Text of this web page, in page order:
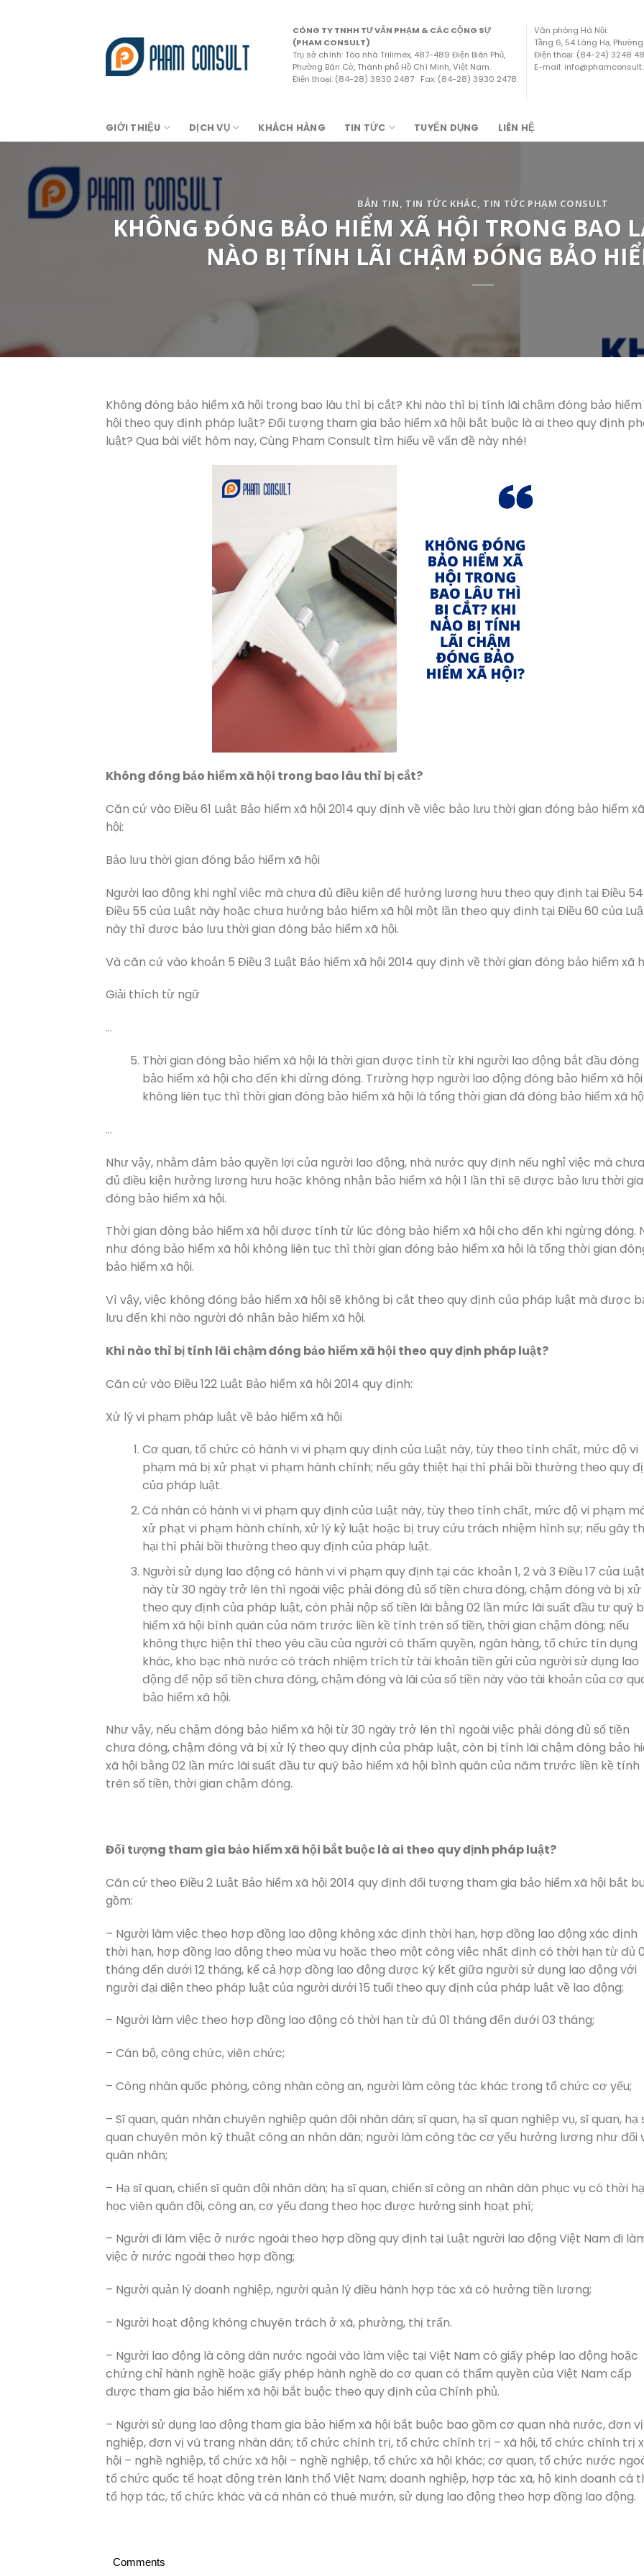
CÔNG TY TNHH TƯ VẤN PHẠM & CÁC CỘNG SỰ
(PHAM CONSULT)
Trụ sở chính: Tòa nhà Trilimex, 487-489 Điện Biên Phủ,
Phường Bàn Cờ, Thành phố Hồ Chí Minh, Việt Nam.
Điện thoại: (84-28) 3930 2487 Fax: (84-28) 3930 2478
Văn phòng Hà Nội:
Tầng 6, 54 Láng Hạ,
Điện thoại: (84-24) 3248
E-mail:
GIỚI THIỆU DỊCH VỤ KHÁCH HÀNG TIN TỨC TUYỂN DỤNG LIÊN HỆ
BẢN TIN, TIN TỨC KHÁC, TIN TỨC PHẠM CONSULT
KHÔNG ĐÓNG BẢO HIỂM XÃ HỘI TRONG BAO
NÀO BỊ TÍNH LÃI CHẬM ĐÓNG BẢO
Không đóng bảo hiểm xã hội trong bao lâu thì bị cắt? Khi nào thì bị tính lãi chậm đóng bảo hiểm
hội theo quy định pháp luật? Đối tượng tham gia bảo hiểm xã hội bắt buộc là ai theo quy định
luật? Qua bài viết hôm nay, Cùng Pham Consult tìm hiểu về vấn đề này nhé!
Không đóng bảo hiểm xã hội trong bao lâu thì bị cắt?
Căn cứ vào Điều 61 Luật Bảo hiểm xã hội 2014 quy định về việc bảo lưu thời gian đóng bảo hiểm xã
hội:
Bảo lưu thời gian đóng bảo hiểm xã hội
Người lao động khi nghỉ việc mà chưa đủ điều kiện để hưởng lương hưu theo quy định tại Điều
Điều 55 của Luật này hoặc chưa hưởng bảo hiểm xã hội một lần theo quy định tại Điều 60 của
này thì được bảo lưu thời gian đóng bảo hiểm xã hội.
Và căn cứ vào khoản 5 Điều 3 Luật Bảo hiểm xã hội 2014 quy định về thời gian đóng bảo hiểm xã
Giải thích từ ngữ
…
Thời gian đóng bảo hiểm xã hội là thời gian được tính từ khi người lao động bắt đầu đóng
bảo hiểm xã hội cho đến khi dừng đóng. Trường hợp người lao động đóng bảo hiểm xã hội
không liên tục thì thời gian đóng bảo hiểm xã hội là tổng thời gian đã đóng bảo hiểm xã
…
Như vậy, nhằm đảm bảo quyền lợi của người lao động, nhà nước quy định nếu nghỉ việc mà chưa
đủ điều kiện hưởng lương hưu hoặc không nhận bảo hiểm xã hội 1 lần thì sẽ được bảo lưu thời
đóng bảo hiểm xã hội.
Thời gian đóng bảo hiểm xã hội được tính từ lúc đóng bảo hiểm xã hội cho đến khi ngừng đóng.
như đóng bảo hiểm xã hội không liên tục thì thời gian đóng bảo hiểm xã hội là tổng thời gian
bảo hiểm xã hội.
Vì vậy, việc không đóng bảo hiểm xã hội sẽ không bị cắt theo quy định của pháp luật mà được
lưu đến khi nào người đó nhận bảo hiểm xã hội.
Khi nào thì bị tính lãi chậm đóng bảo hiểm xã hội theo quy định pháp luật?
Căn cứ vào Điều 122 Luật Bảo hiểm xã hội 2014 quy định:
Xử lý vi phạm pháp luật về bảo hiểm xã hội
Cơ quan, tổ chức có hành vi vi phạm quy định của Luật này, tùy theo tính chất, mức độ vi
phạm mà bị xử phạt vi phạm hành chính; nếu gây thiệt hại thì phải bồi thường theo quy
của pháp luật.
Cá nhân có hành vi vi phạm quy định của Luật này, tùy theo tính chất, mức độ vi phạm
xử phạt vi phạm hành chính, xử lý kỷ luật hoặc bị truy cứu trách nhiệm hình sự; nếu gây
hại thì phải bồi thường theo quy định của pháp luật.
Người sử dụng lao động có hành vi vi phạm quy định tại các khoản 1, 2 và 3 Điều 17 của Luật
này từ 30 ngày trở lên thì ngoài việc phải đóng đủ số tiền chưa đóng, chậm đóng và bị xử
theo quy định của pháp luật, còn phải nộp số tiền lãi bằng 02 lần mức lãi suất đầu tư quỹ
hiểm xã hội bình quân của năm trước liền kề tính trên số tiền, thời gian chậm đóng; nếu
không thực hiện thì theo yêu cầu của người có thẩm quyền, ngân hàng, tổ chức tín dụng
khác, kho bạc nhà nước có trách nhiệm trích từ tài khoản tiền gửi của người sử dụng lao
động để nộp số tiền chưa đóng, chậm đóng và lãi của số tiền này vào tài khoản của cơ
bảo hiểm xã hội.
Như vậy, nếu chậm đóng bảo hiểm xã hội từ 30 ngày trở lên thì ngoài việc phải đóng đủ số tiền
chưa đóng, chậm đóng và bị xử lý theo quy định của pháp luật, còn bị tính lãi chậm đóng bảo
xã hội bằng 02 lần mức lãi suất đầu tư quỹ bảo hiểm xã hội bình quân của năm trước liền kề tính
trên số tiền, thời gian chậm đóng.
Đối tượng tham gia bảo hiểm xã hội bắt buộc là ai theo quy định pháp luật?
Căn cứ theo Điều 2 Luật Bảo hiểm xã hội 2014 quy định đối tượng tham gia bảo hiểm xã hội bắt
gồm:
– Người làm việc theo hợp đồng lao động không xác định thời hạn, hợp đồng lao động xác định
thời hạn, hợp đồng lao động theo mùa vụ hoặc theo một công việc nhất định có thời hạn từ đủ
tháng đến dưới 12 tháng, kể cả hợp đồng lao động được ký kết giữa người sử dụng lao động với
người đại diện theo pháp luật của người dưới 15 tuổi theo quy định của pháp luật về lao động;
– Người làm việc theo hợp đồng lao động có thời hạn từ đủ 01 tháng đến dưới 03 tháng;
– Cán bộ, công chức, viên chức;
– Công nhân quốc phòng, công nhân công an, người làm công tác khác trong tổ chức cơ yếu;
– Sĩ quan, quân nhân chuyên nghiệp quân đội nhân dân; sĩ quan, hạ sĩ quan nghiệp vụ, sĩ quan, hạ
quan chuyên môn kỹ thuật công an nhân dân; người làm công tác cơ yếu hưởng lương như đối
quân nhân;
– Hạ sĩ quan, chiến sĩ quân đội nhân dân; hạ sĩ quan, chiến sĩ công an nhân dân phục vụ có thời
học viên quân đội, công an, cơ yếu đang theo học được hưởng sinh hoạt phí;
– Người đi làm việc ở nước ngoài theo hợp đồng quy định tại Luật người lao động Việt Nam đi
việc ở nước ngoài theo hợp đồng;
– Người quản lý doanh nghiệp, người quản lý điều hành hợp tác xã có hưởng tiền lương;
– Người hoạt động không chuyên trách ở xã, phường, thị trấn.
– Người lao động là công dân nước ngoài vào làm việc tại Việt Nam có giấy phép lao động hoặc
chứng chỉ hành nghề hoặc giấy phép hành nghề do cơ quan có thẩm quyền của Việt Nam cấp
được tham gia bảo hiểm xã hội bắt buộc theo quy định của Chính phủ.
– Người sử dụng lao động tham gia bảo hiểm xã hội bắt buộc bao gồm cơ quan nhà nước, đơn
nghiệp, đơn vị vũ trang nhân dân; tổ chức chính trị, tổ chức chính trị – xã hội, tổ chức chính trị
hội – nghề nghiệp, tổ chức xã hội – nghề nghiệp, tổ chức xã hội khác; cơ quan, tổ chức nước
tổ chức quốc tế hoạt động trên lãnh thổ Việt Nam; doanh nghiệp, hợp tác xã, hộ kinh doanh cá
tổ hợp tác, tổ chức khác và cá nhân có thuê mướn, sử dụng lao động theo hợp đồng lao động.
Comments